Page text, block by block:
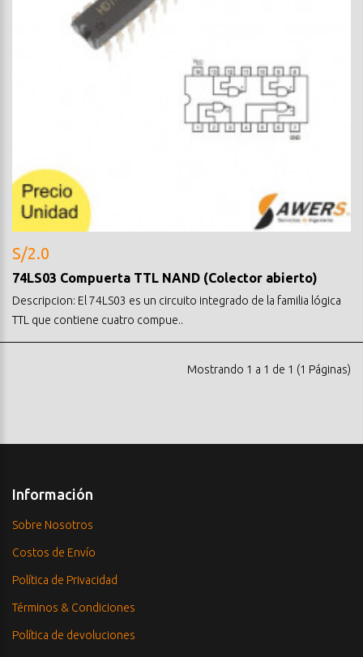
S/2.0
74LS03 Compuerta TTL NAND (Colector abierto)
Descripcion: El 74LS03 es un circuito integrado de la familia lógica
TTL que contiene cuatro compue..
Mostrando 1 a 1 de 1 (1 Páginas)
Información
Sobre Nosotros
Costos de Envío
Política de Privacidad
Términos & Condiciones
Política de devoluciones